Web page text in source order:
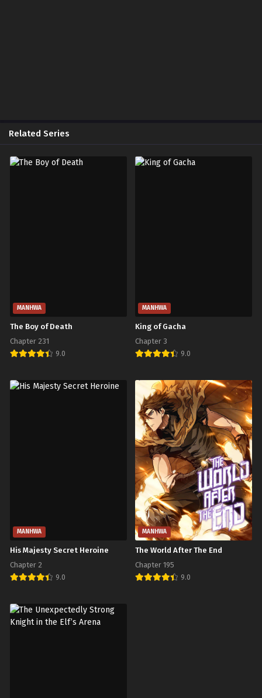
Related Series
MANHWA
The Boy of Death
Chapter 231
9.0
MANHWA
King of Gacha
Chapter 3
9.0
MANHWA
His Majesty Secret Heroine
Chapter 2
9.0
MANHWA
The World After The End
Chapter 195
9.0